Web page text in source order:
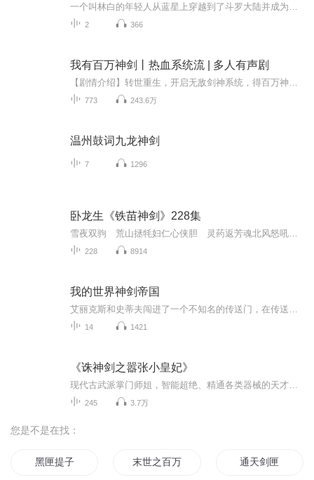
2 366
我有百万神剑丨热血系统流 | 多人有声剧
773 243.6万
温州鼓词九龙神剑
7 1296
卧龙生《铁苗神剑》228集
228 8914
我的世界神剑帝国
14 1421
《诛神剑之嚣张小皇妃》
245 3.7万
您是不是在找：
黑匣提子 末世之百万美女兵团 通天剑匣